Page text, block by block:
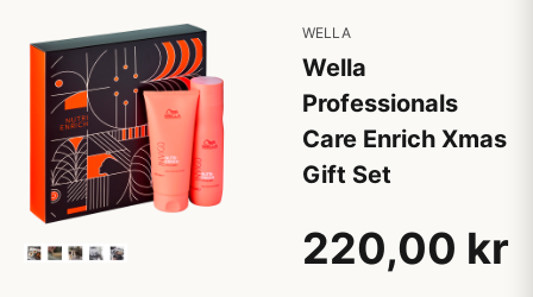
WELLA
Wella
Professionals
Care Enrich Xmas
Gift Set
220,00 kr